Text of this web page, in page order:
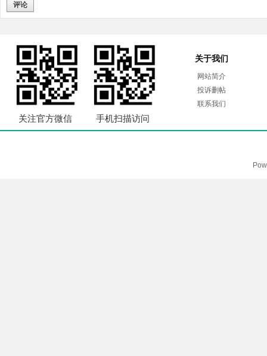
评论
关注官方微信 手机扫描访问
关于我们
网站简介
投诉删帖
联系我们